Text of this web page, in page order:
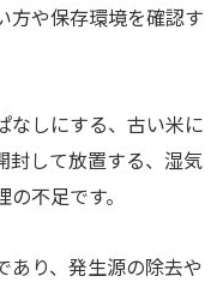
方や保存環境を確認す
なしにする、古い米に
封して放置する、湿気
不足です。
あり、発生源の除去や